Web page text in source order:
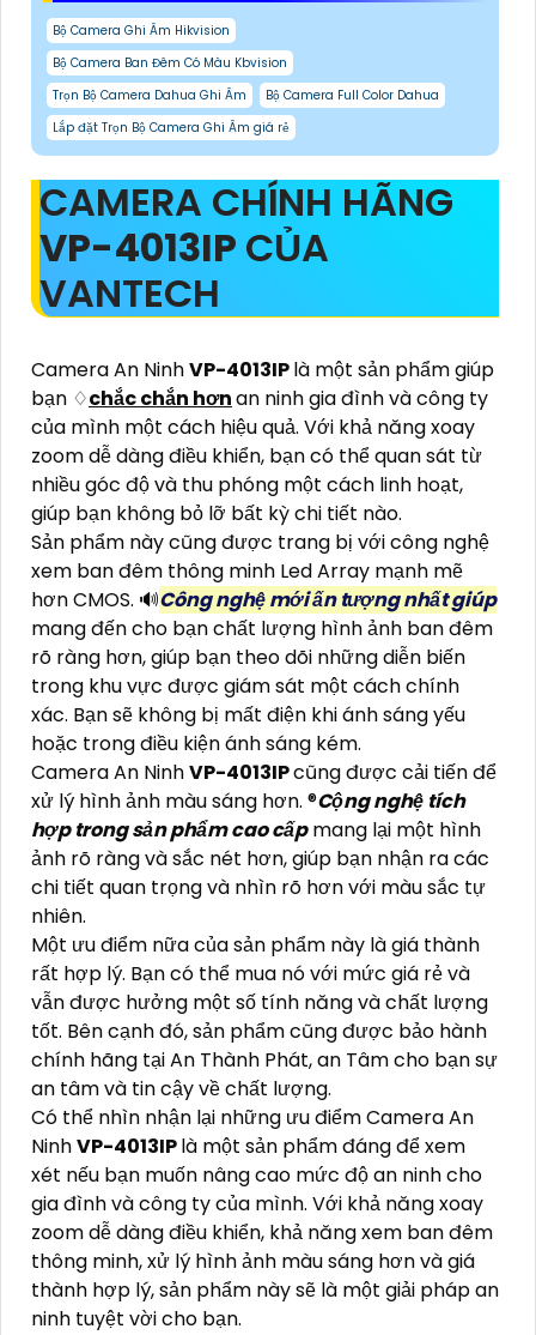
Bộ Camera Ghi Âm Hikvision
Bộ Camera Ban Đêm Có Màu Kbvision
Trọn Bộ Camera Dahua Ghi Âm
Bộ Camera Full Color Dahua
Lắp đặt Trọn Bộ Camera Ghi Âm giá rẻ
CAMERA CHÍNH HÃNG
VP-4013IP CỦA
VANTECH
Camera An NinhVP-4013IPlà một sản phẩm giúp
bạn ♢chắc chắn hơnan ninh gia đình và công ty
của mình một cách hiệu quả. Với khả năng xoay
zoom dễ dàng điều khiển, bạn có thể quan sát từ
nhiều góc độ và thu phóng một cách linh hoạt,
giúp bạn không bỏ lỡ bất kỳ chi tiết nào.
Sản phẩm này cũng được trang bị với công nghệ
xem ban đêm thông minh Led Array mạnh mẽ
hơn CMOS. 🔊Công nghệ mới ấn tượng nhất giúp
mang đến cho bạn chất lượng hình ảnh ban đêm
rõ ràng hơn, giúp bạn theo dõi những diễn biến
trong khu vực được giám sát một cách chính
xác. Bạn sẽ không bị mất điện khi ánh sáng yếu
hoặc trong điều kiện ánh sáng kém.
Camera An NinhVP-4013IPcũng được cải tiến để
xử lý hình ảnh màu sáng hơn. ®️Cộng nghệ tích
hợp trong sản phẩm cao cấpmang lại một hình
ảnh rõ ràng và sắc nét hơn, giúp bạn nhận ra các
chi tiết quan trọng và nhìn rõ hơn với màu sắc tự
nhiên.
Một ưu điểm nữa của sản phẩm này là giá thành
rất hợp lý. Bạn có thể mua nó với mức giá rẻ và
vẫn được hưởng một số tính năng và chất lượng
tốt. Bên cạnh đó, sản phẩm cũng được bảo hành
chính hãng tại An Thành Phát, an Tâm cho bạn sự
an tâm và tin cậy về chất lượng.
Có thể nhìn nhận lại những ưu điểm Camera An
NinhVP-4013IPlà một sản phẩm đáng để xem
xét nếu bạn muốn nâng cao mức độ an ninh cho
gia đình và công ty của mình. Với khả năng xoay
zoom dễ dàng điều khiển, khả năng xem ban đêm
thông minh, xử lý hình ảnh màu sáng hơn và giá
thành hợp lý, sản phẩm này sẽ là một giải pháp an
ninh tuyệt vời cho bạn.